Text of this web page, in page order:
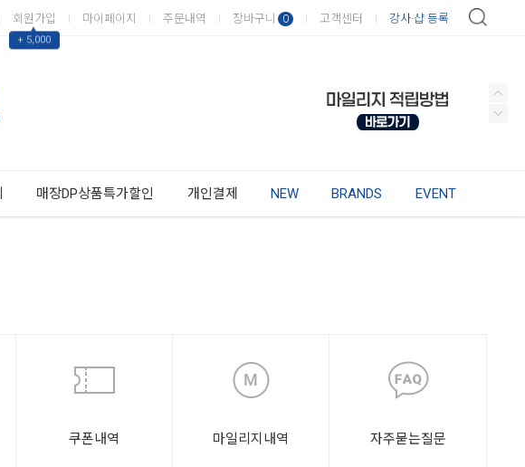
회원가입
▲
+ 5,000
마이페이지 주문내역 장바구니 0 고객센터 강사·샵 등록
매장DP상품특가할인 개인결제 NEW BRANDS EVENT
쿠폰내역 마일리지내역 자주묻는질문